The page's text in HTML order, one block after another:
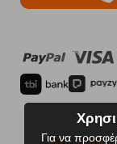
Για να